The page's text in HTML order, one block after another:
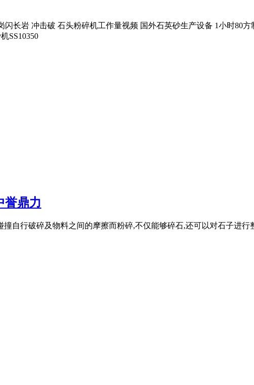
长岩 冲击破 石头粉碎机工作量视频 国外石英砂生产设备 1小时80
SS10350
誉鼎力
自行破碎及物料之间的摩擦而粉碎,不仅能够碎石,还可以对石子进